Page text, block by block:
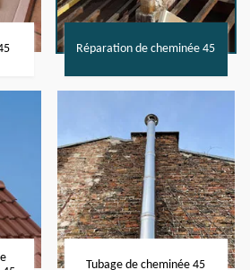
Réparation de cheminée 45
Tubage de cheminée 45